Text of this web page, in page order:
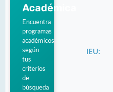
Académica
Encuentra
programas
académicos
según
tus
criterios
de
búsqueda
IEU: